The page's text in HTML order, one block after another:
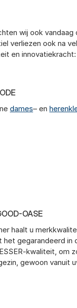
wij ook
verliezen ook na
en
dames– en
OASE
haalt u
gegarandeerd in
kwaliteit, om
gewoon vanuit